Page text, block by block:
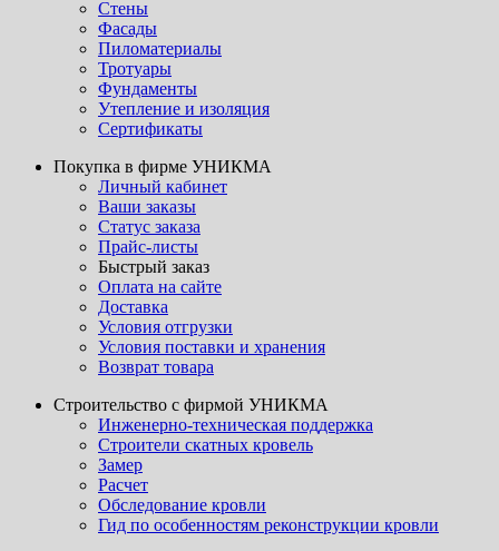
Стены
Фасады
Пиломатериалы
Тротуары
Фундаменты
Утепление и изоляция
Сертификаты
Покупка в фирме УНИКМА
Личный кабинет
Ваши заказы
Статус заказа
Прайс-листы
Быстрый заказ
Оплата на сайте
Доставка
Условия отгрузки
Условия поставки и хранения
Возврат товара
Строительство с фирмой УНИКМА
Инженерно-техническая поддержка
Строители скатных кровель
Замер
Расчет
Обследование кровли
Гид по особенностям реконструкции кровли